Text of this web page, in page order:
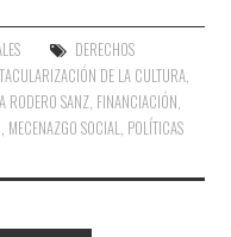
DERECHOS
DE LA CULTURA
RODERO SANZ FINANCIACIÓN
MECENAZGO SOCIAL POLÍTICAS